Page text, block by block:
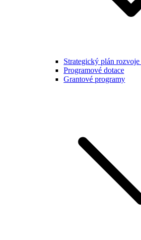
Strategický plán rozvoje
Programové dotace
Grantové programy